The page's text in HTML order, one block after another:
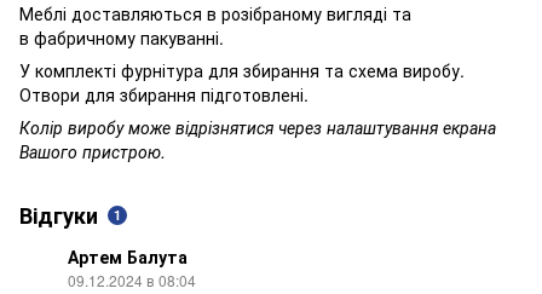
Меблі доставляються в розібраному вигляді та
в фабричному пакуванні.
У комплекті фурнітура для збирання та схема виробу.
Отвори для збирання підготовлені.
Колір виробу може відрізнятися через налаштування екрана
Вашого пристрою.
Відгуки 1
Артем Балута
09.12.2024 в 08:04